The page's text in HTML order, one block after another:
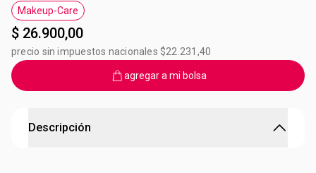
Etiqueta Makeup-Care
Makeup-Care
$ 26.900,00
precio sin impuestos nacionales $22.231,40
agregar a mi bolsa
Descripción